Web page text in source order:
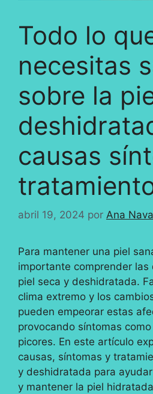
Todo lo
necesitas
sobre la
causas
abril 19, 2024 por Ana
Para mantener una piel
importante comprender las
piel seca y deshidratada.
clima extremo y los
pueden empeorar estas
provocando síntomas
picores. En este artículo
causas, síntomas y
y deshidratada para
y mantener la piel